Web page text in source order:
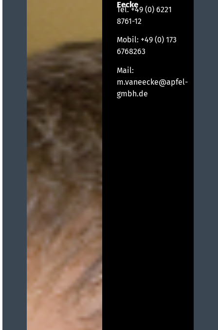
Eecke
Tel.+49 (0) 6221
8761-12
Mobil: +49 (0) 173
6768263
Mail:
m.vaneecke@apfel-
gmbh.de